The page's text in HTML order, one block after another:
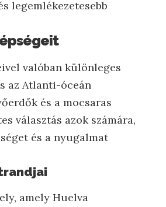
legemlékezetesebb
valóban különleges
az Atlanti-óceán
és a mocsaras
választás azok számára,
és a nyugalmat
amely Huelva